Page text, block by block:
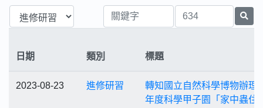
日期 類別 標題
2023-08-23 進修研習
轉知國立自然科學博物辦理
年度科學甲子園「家中蟲住